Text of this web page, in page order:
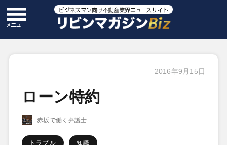
2016年9月15日
ローン特約
赤坂で働く弁護士
トラブル 知識